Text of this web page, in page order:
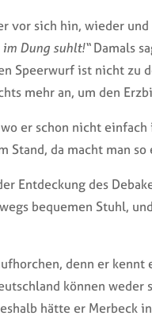
vor sich hin, wieder
Dung suhlt!“Damals
Speerwurf ist nicht zu
mehr an, um den
er schon nicht
Stand, da macht man
Entdeckung des
bequemen Stuhl,
denn er
können
hätte er Merbeck